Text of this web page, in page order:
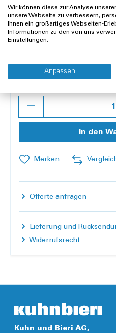
L 10 x B 10 x H 0.2 cm
L 20 x B 20 x H 0.2 cm
Voraussichtliches
In den
Merken
Offerte anfragen
Lieferung und
Widerrufsrecht
Kuhn und Bieri AG,
Wir können diese zur Analyse
unsere Webseite zu verbessern,
Ihnen ein großartiges Webseiten-
Informationen zu den von uns
Einstellungen.
Anpassen